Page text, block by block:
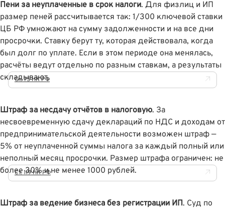
Пени за неуплаченные в срок налоги. Для физлиц и ИП
размер пеней рассчитывается так: 1/300 ключевой ставки
ЦБ РФ умножают на сумму задолженности и на все дни
просрочки. Ставку берут ту, которая действовала, когда
был долг по уплате. Если в этом периоде она менялась,
расчёты ведут отдельно по разным ставкам, а результаты
складывают.
Ст. 75 НК РФ
Штраф за несдачу отчётов в налоговую. За
несвоевременную сдачу деклараций по НДС и доходам от
предпринимательской деятельности возможен штраф —
5% от неуплаченной суммы налога за каждый полный или
неполный месяц просрочки. Размер штрафа ограничен: не
более 30% и не менее 1000 рублей.
Ст. 119 НК РФ
Штраф за ведение бизнеса без регистрации ИП. Суд по